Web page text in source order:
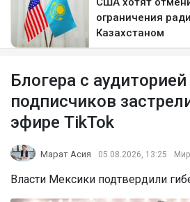
Блогера с
подписчиков
эфире TikTok
Марат Асия 05.08.2026, 13:25 Мир
Власти Мексики подтвердили